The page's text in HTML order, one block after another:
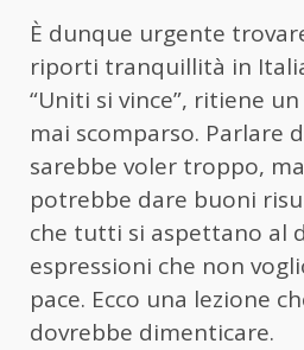
È dunque urgente
riporti tranquillità in
“Uniti si vince”, ritiene
mai scomparso. Parlare
sarebbe voler troppo,
potrebbe dare buoni
che tutti si aspettano al
espressioni che non
pace. Ecco una lezione
dovrebbe dimenticare.